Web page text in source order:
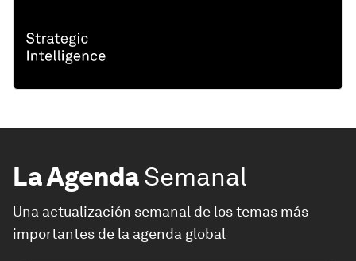
La AgendaSemanal
Una actualización semanal de los temas más
importantes de la agenda global